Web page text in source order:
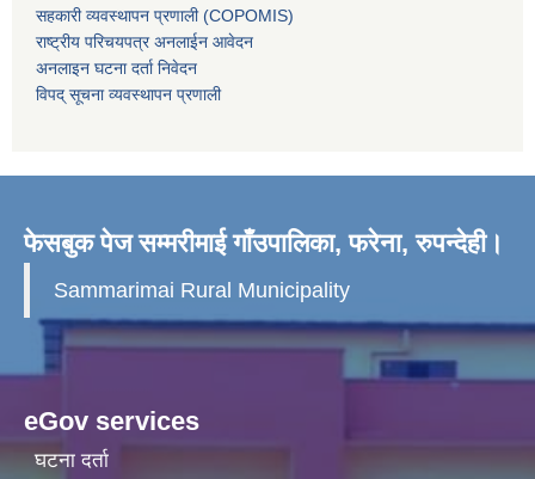
सहकारी व्यवस्थापन प्रणाली (COPOMIS)
राष्ट्रीय परिचयपत्र अनलाईन आवेदन
अनलाइन घटना दर्ता निवेदन
विपद् सूचना व्यवस्थापन प्रणाली
फेसबुक पेज सम्मरीमाई गाँउपालिका, फरेना, रुपन्देही।
Sammarimai Rural Municipality
eGov services
घटना दर्ता